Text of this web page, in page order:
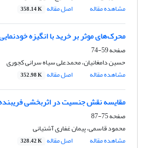
مشاهده مقاله
اصل مقاله 358.14 K
محرک‌های موثر بر خرید با انگیزه
صفحه59-74
حسین دامغانیان، محمدعلی سیاه‌ سرانی کجوری
مشاهده مقاله
اصل مقاله 352.98 K
مقایسه نقش جنسیت در اثربخشی
صفحه75-87
محمود قاسمی، پیمان غفاری آشتیانی
مشاهده مقاله
اصل مقاله 328.42 K